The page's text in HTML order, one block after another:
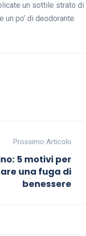
un sottile strato di
po’ di deodorante
Prossimo Articolo
5 motivi per
una fuga di
benessere